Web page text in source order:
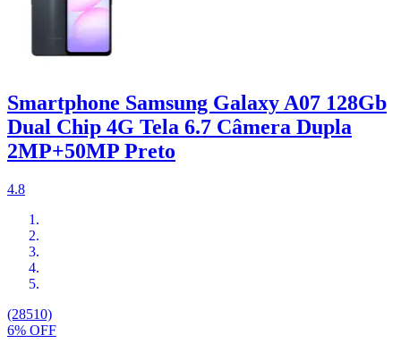
Smartphone Samsung Galaxy A07 128Gb
Dual Chip 4G Tela 6.7 Câmera Dupla
2MP+50MP Preto
4.8
(28510)
6% OFF